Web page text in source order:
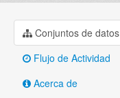
Conjuntos de datos
Flujo de Actividad
Acerca de